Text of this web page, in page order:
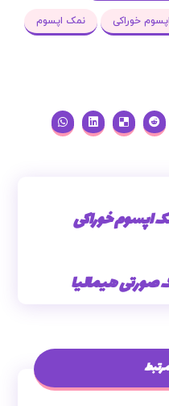
خوراکی نمک اپسوم
اپسوم خوراکی
صورتی هیمالیا